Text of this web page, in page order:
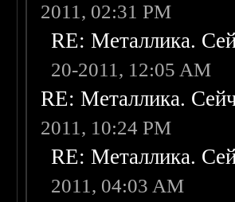
2011, 02:31 PM
RE: Металлика.
20-2011, 12:05 AM
RE: Металлика.
2011, 10:24 PM
RE: Металлика.
2011, 04:03 AM